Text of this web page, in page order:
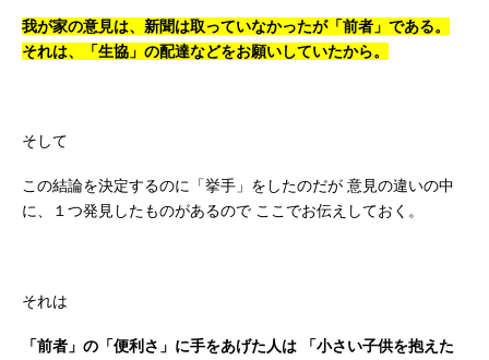
我が家の意見は、新聞は取っていなかったが「前者」である。
それは、「生協」の配達などをお願いしていたから。
そして
この結論を決定するのに「挙手」をしたのだが 意見の違いの中
に、１つ発見したものがあるので ここでお伝えしておく。
それは
「前者」の「便利さ」に手をあげた人は
「小さい子供を抱えた